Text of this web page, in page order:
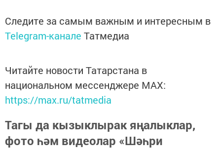
Следите за самым важным и интересным в
Telegram-канале Татмедиа
Читайте новости Татарстана в
национальном мессенджере MАХ:
https://max.ru/tatmedia
Тагы да кызыклырак яңалыклар,
фото һәм видеолар «Шәһри